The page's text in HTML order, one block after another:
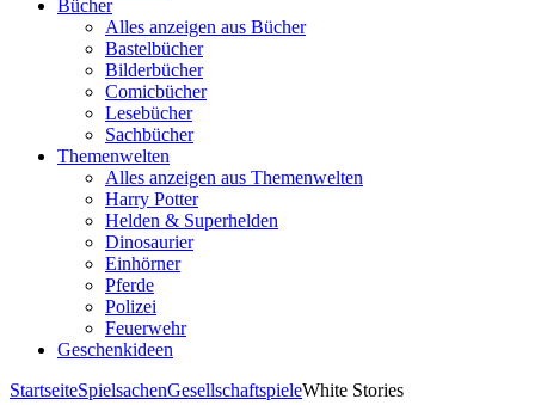
Bücher
Alles anzeigen aus Bücher
Bastelbücher
Bilderbücher
Comicbücher
Lesebücher
Sachbücher
Themenwelten
Alles anzeigen aus Themenwelten
Harry Potter
Helden & Superhelden
Dinosaurier
Einhörner
Pferde
Polizei
Feuerwehr
Geschenkideen
StartseiteSpielsachenGesellschaftspieleWhite Stories